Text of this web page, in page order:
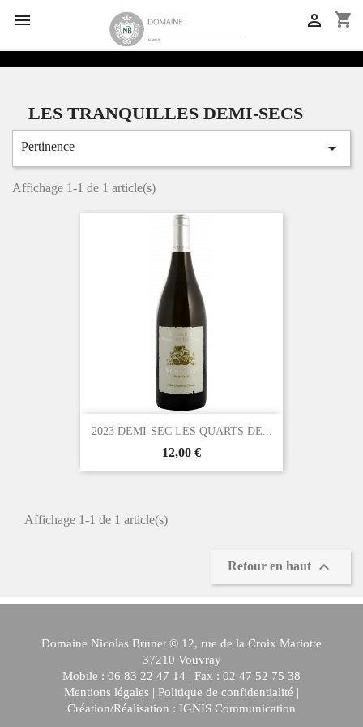
 shopping_cart

LES TRANQUILLES DEMI-SECS
Pertinence 
Affichage 1-1 de 1 article(s)
2023 DEMI-SEC LES QUARTS DE...
Prix
12,00 €
Affichage 1-1 de 1 article(s)
Retour en haut 
Domaine Nicolas Brunet © 12, rue de la Croix Mariotte
37210 Vouvray
Mobile : 06 83 22 47 14 | Fax : 02 47 52 75 38
Mentions légales | Politique de confidentialité |
Création/Réalisation : IGNIS Communication